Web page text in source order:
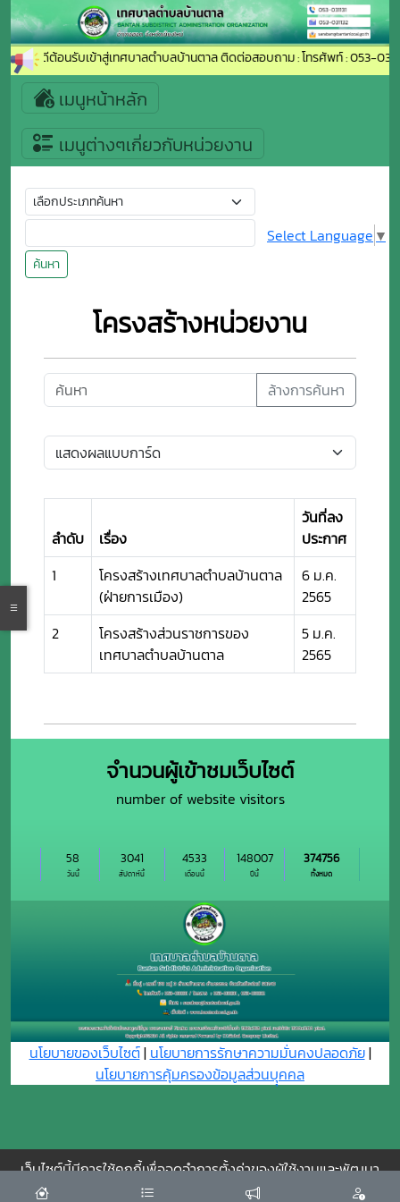
ยินดีต้อนรับเข้าสู่เทศบาลตำบลบ้านตาล ติดต่อสอบถาม : โทรศัพท์ : 053-
เมนูหน้าหลัก
เมนูต่างๆเกี่ยวกับหน่วยงาน
ค้นหา
Select Language ▼
โครงสร้างหน่วยงาน
ล้างการค้นหา
ลำดับ เรื่อง
วันที่ลง
ประกาศ
1
โครงสร้างเทศบาลตำบลบ้านตาล
(ฝ่ายการเมือง)
6 ม.ค.
2565
2
โครงสร้างส่วนราชการของ
เทศบาลตำบลบ้านตาล
5 ม.ค.
2565
จำนวนผู้เข้าชมเว็บไซต์
number of website visitors
วันนี้
58
สัปดาห์นี้
3041
เดือนนี้
4533
ปีนี้
148007
ทั้งหมด
374756
นโยบายของเว็บไซต์| นโยบายการรักษาความมั่นคงปลอดภัย|
นโยบายการคุ้มครองข้อมูลส่วนบุุคคล
เว็บไซต์นี้มีการใช้คุกกี้เพื่อจดจำการตั้งค่าของผู้ใช้งานและพัฒนา
ประสบการณ์การใช้งานของคุณให้ดียิ่งขึ้น